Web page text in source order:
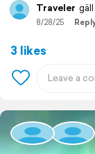
Traveler
8/28/25
3 likes